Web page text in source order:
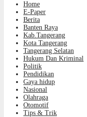
Home
E-Paper
Berita
Banten Raya
Kab.Tangerang
Kota Tangerang
Tangerang Selatan
Hukum Dan Kriminal
Politik
Pendidikan
Gaya hidup
Nasional
Olahraga
Otomotif
Tips & Trik